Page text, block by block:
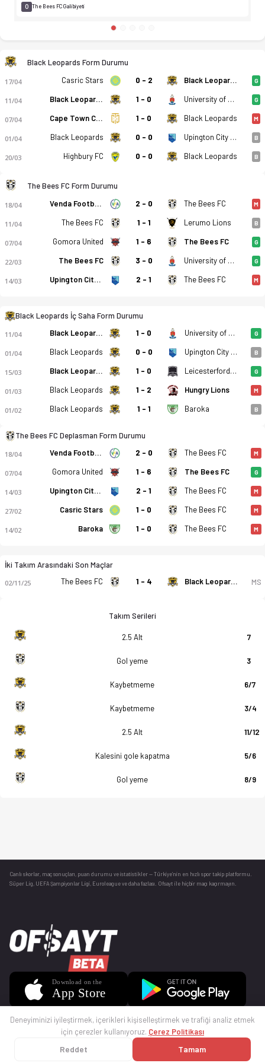
Black Leopards - The Bees FC 0-0 bitti. Gol anları, kadro,
0 The Bees FC Galibiyeti
Black Leopards Form Durumu
17/04 Casric Stars 0 - 2 Black Leopards G
11/04 Black Leopards 1 - 0 University of Pretoria FC G
07/04 Cape Town City 1 - 0 Black Leopards M
01/04 Black Leopards 0 - 0 Upington City FC B
20/03 Highbury FC 0 - 0 Black Leopards B
The Bees FC Form Durumu
18/04 Venda Football Academy 2 - 0 The Bees FC M
11/04 The Bees FC 1 - 1 Lerumo Lions B
07/04 Gomora United 1 - 6 The Bees FC G
22/03 The Bees FC 3 - 0 University of Pretoria FC G
14/03 Upington City FC 2 - 1 The Bees FC M
Black Leopards İç Saha Form Durumu
11/04 Black Leopards 1 - 0 University of Pretoria FC G
01/04 Black Leopards 0 - 0 Upington City FC B
15/03 Black Leopards 1 - 0 Leicesterford City G
01/03 Black Leopards 1 - 2 Hungry Lions M
01/02 Black Leopards 1 - 1 Baroka B
The Bees FC Deplasman Form Durumu
18/04 Venda Football Academy 2 - 0 The Bees FC M
07/04 Gomora United 1 - 6 The Bees FC G
14/03 Upington City FC 2 - 1 The Bees FC M
27/02 Casric Stars 1 - 0 The Bees FC M
14/02 Baroka 1 - 0 The Bees FC M
İki Takım Arasındaki Son Maçlar
02/11/25 The Bees FC 1 - 4 Black Leopards MS
Takım Serileri
2.5 Alt 7
Gol yeme 3
Kaybetmeme 6/7
Kaybetmeme 3/4
2.5 Alt 11/12
Kalesini gole kapatma 5/6
Gol yeme 8/9
Canlı skorlar , maç sonuçları, puan durumu ve istatistikler — Türkiye’nin en hızlı spor takip platformu.
Süper Lig, UEFA Şampiyonlar Ligi, Euroleague ve daha fazlası. Ofsayt ile hiçbir maçı kaçırmayın.
© 2025 Ofsayt
Deneyiminizi iyileştirmek, içerikleri kişiselleştirmek ve trafiği analiz etmek
için çerezler kullanıyoruz. Çerez Politikası
Reddet Tamam